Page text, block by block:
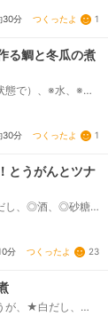
30分 つくったよ 1
る鯛と冬瓜の煮
態で）、※水、※
塩、※しょうが
30分 つくったよ 1
とうがんとツナ
し、◎酒、◎砂糖、
）
分 つくったよ 23
が、★白だし、★